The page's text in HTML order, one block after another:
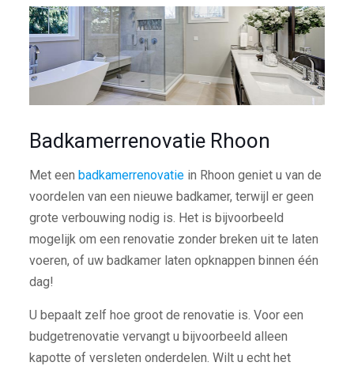
Badkamerrenovatie Rhoon
Met een badkamerrenovatiein Rhoon geniet u van de
voordelen van een nieuwe badkamer, terwijl er geen
grote verbouwing nodig is. Het is bijvoorbeeld
mogelijk om een renovatie zonder breken uit te laten
voeren, of uw badkamer laten opknappen binnen één
dag!
U bepaalt zelf hoe groot de renovatie is. Voor een
budgetrenovatie vervangt u bijvoorbeeld alleen
kapotte of versleten onderdelen. Wilt u echt het